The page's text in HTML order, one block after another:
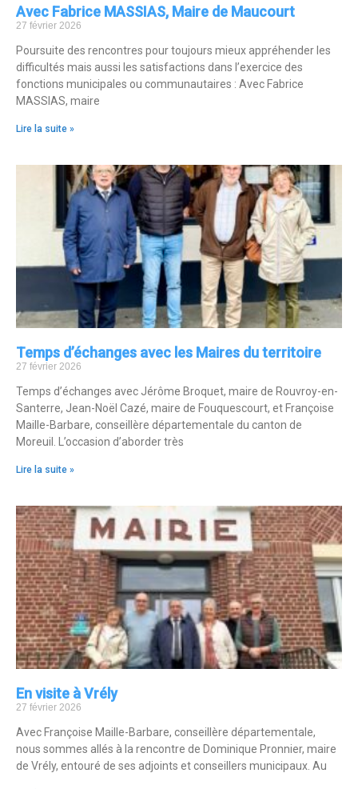
Avec Fabrice MASSIAS, Maire de Maucourt
27 février 2026
Poursuite des rencontres pour toujours mieux appréhender les
difficultés mais aussi les satisfactions dans l’exercice des
fonctions municipales ou communautaires : Avec Fabrice
MASSIAS, maire
Lire la suite »
Temps d’échanges avec les Maires du territoire
27 février 2026
Temps d’échanges avec Jérôme Broquet, maire de Rouvroy-en-
Santerre, Jean-Noël Cazé, maire de Fouquescourt, et Françoise
Maille-Barbare, conseillère départementale du canton de
Moreuil. L’occasion d’aborder très
Lire la suite »
En visite à Vrély
27 février 2026
Avec Françoise Maille-Barbare, conseillère départementale,
nous sommes allés à la rencontre de Dominique Pronnier, maire
de Vrély, entouré de ses adjoints et conseillers municipaux. Au